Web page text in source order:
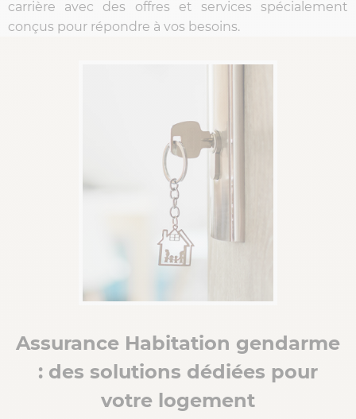
carrière avec des offres et services spécialement
conçus pour répondre à vos besoins.
Assurance Habitation gendarme
: des solutions dédiées pour
votre logement